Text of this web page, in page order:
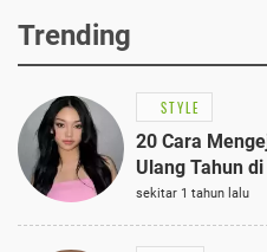
Trending
STYLE
20 Cara
Ulang Tahun
Anggun
sekitar 1 tahun lalu